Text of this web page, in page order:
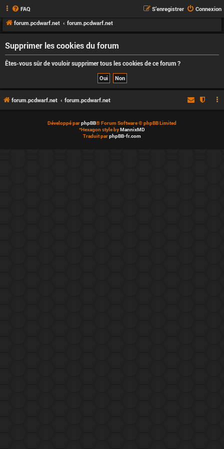
FAQ Connexion
S’enregistrer
forum.pcdwarf.net
forum.pcdwarf.net
Supprimer les cookies du forum
Êtes-vous sûr de vouloir supprimer tous les cookies de ce forum ?
forum.pcdwarf.net forum.pcdwarf.net
Développé parphpBB® Forum Software © phpBB Limited
*Hexagon style byMannixMD
Traduit parphpBB-fr.com